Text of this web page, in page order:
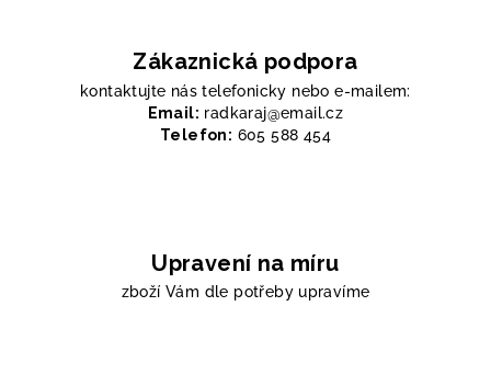
Zákaznická podpora
kontaktujte nás telefonicky nebo e-mailem:
Email: radkaraj@email.cz
Telefon: 605 588 454
Upravení na míru
zboží Vám dle potřeby upravíme